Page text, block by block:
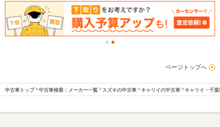
ページトップへ
中古車トップ 中古車検索：メーカー一覧 スズキの中古車 キャリイの中古車 キャリイ・千